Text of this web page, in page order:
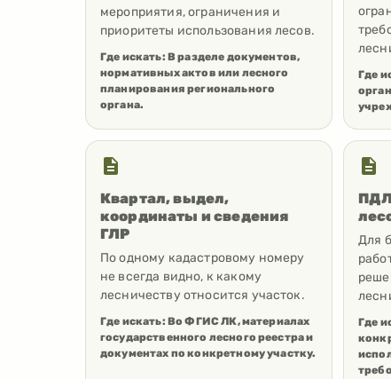
мероприятия, ограничения и
приоритеты использования лесов.
Где искать: В разделе документов,
нормативных актов или лесного
планирования регионального
органа.
Где
Квартал, выдел,
координаты и сведения
ГЛР
По одному кадастровому номеру
не всегда видно, к какому
лесничеству относится участок.
Где искать: Во ФГИС ЛК, материалах
государственного лесного реестра и
документах по конкретному участку.
Для
Где